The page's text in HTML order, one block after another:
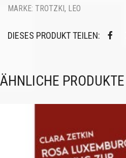
MARKE: TROTZKI, LEO
DIESES PRODUKT TEILEN:
ÄHNLICHE PRODUKTE